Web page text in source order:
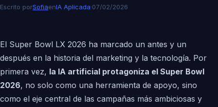
Escrito porSofiaenIA Aplicada·07/02/2026
El Super Bowl LX 2026 ha marcado un antes y un
después en la historia del marketing y la tecnología. Por
primera vez, la IA artificial protagoniza el Super Bowl
2026, no solo como una herramienta de apoyo, sino
como el eje central de las campañas más ambiciosas y